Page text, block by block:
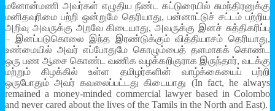
மனோன்மணி அவர்கள் எழுதிய நீண்ட கட்டுரையில் சுமந்திரனுக்கு
மனிதவுரிமை பற்றி ஒன்றுமே தெரியாது, பன்னாட்டுச் சட்டம் பற்றிய
அறிவு அவருக்கு அறவே கிடையாது, அவருக்கு இனச் சுத்திகரிப்பு
– இனப்படுகொலை இந்த இரண்டுக்கும் வித்தியாசம் தெரியாது,
உண்மையில் அவர் எப்போதுமே கொழும்பைத் தளமாகக் கொண்ட
ஒரு பண ஆசை கொண்ட வணிக வழக்கறிஞராக இருந்தார், வடக்கு
மற்றும் கிழக்கில் உள்ள தமிழர்களின் வாழ்க்கையைப் பற்றி
ஒருபோதும் அவர் கவலைப்பட்டது கிடையாது (In fact, he always
remained a money-minded commercial lawyer based in Colombo
and never cared about the lives of the Tamils in the North and East).